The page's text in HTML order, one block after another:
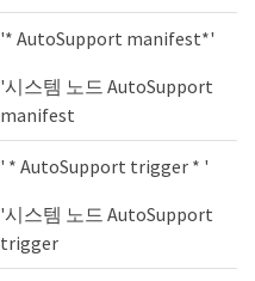
'* AutoSupport manifest*'
'시스템 노드 AutoSupport
manifest
' * AutoSupport trigger * '
'시스템 노드 AutoSupport
trigger